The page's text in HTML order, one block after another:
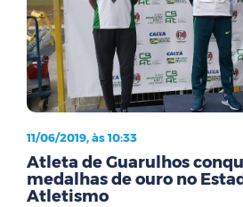
11/06/2019, às 10:33
Atleta de Guarulhos
medalhas de ouro no
Atletismo